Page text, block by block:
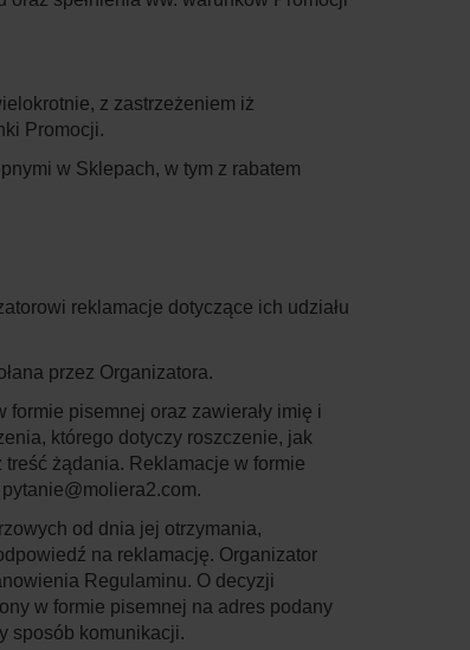
z zastrzeżeniem iż
Promocji.
w Sklepach, w tym z rabatem
reklamacje dotyczące ich udziału
przez Organizatora.
formie pisemnej oraz zawierały imię i
którego dotyczy roszczenie, jak
żądania. Reklamacje w formie
pytanie@moliera2.com.
od dnia jej otrzymania,
na reklamację. Organizator
Regulaminu. O decyzji
w formie pisemnej na adres podany
sposób komunikacji.